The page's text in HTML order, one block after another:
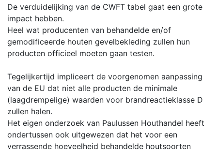
De verduidelijking van de CWFT tabel gaat een grote
impact hebben.
Heel wat producenten van behandelde en/of
gemodificeerde houten gevelbekleding zullen hun
producten officieel moeten gaan testen.
Tegelijkertijd impliceert de voorgenomen aanpassing
van de EU dat niet alle producten de minimale
(laagdrempelige) waarden voor brandreactieklasse D
zullen halen.
Het eigen onderzoek van Paulussen Houthandel heeft
ondertussen ook uitgewezen dat het voor een
verrassende hoeveelheid behandelde houtsoorten